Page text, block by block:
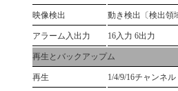
映像検出 動き検出〔検出領
アラーム入出力 16入力 6出力
再生とバックアップム
再生 1/4/9/16チャンネル